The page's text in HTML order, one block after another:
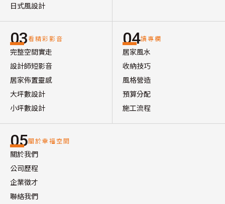
日式風設計
03看精彩影音
完整空間實走
設計師短影音
居家佈置靈感
大坪數設計
小坪數設計
04讀專欄
居家風水
收納技巧
風格營造
預算分配
施工流程
05關於幸福空間
關於我們
公司歷程
企業徵才
聯絡我們